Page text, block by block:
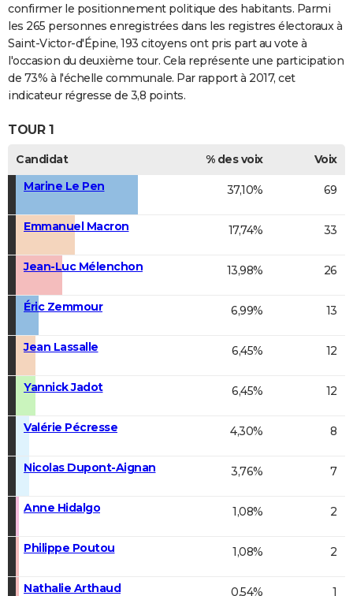
confirmer le positionnement politique des habitants. Parmi
les 265 personnes enregistrées dans les registres électoraux à
Saint-Victor-d'Épine, 193 citoyens ont pris part au vote à
l'occasion du deuxième tour. Cela représente une participation
de 73% à l'échelle communale. Par rapport à 2017, cet
indicateur régresse de 3,8 points.
TOUR 1
Candidat % des voix
Voix
Marine Le Pen
37,10% 69
Emmanuel Macron 17,74% 33
Jean-Luc Mélenchon 13,98% 26
Éric Zemmour 6,99% 13
Jean Lassalle 6,45% 12
Yannick Jadot 6,45% 12
Valérie Pécresse 4,30% 8
Nicolas Dupont-Aignan 3,76% 7
Anne Hidalgo 1,08% 2
Philippe Poutou 1,08% 2
Nathalie Arthaud 0,54% 1